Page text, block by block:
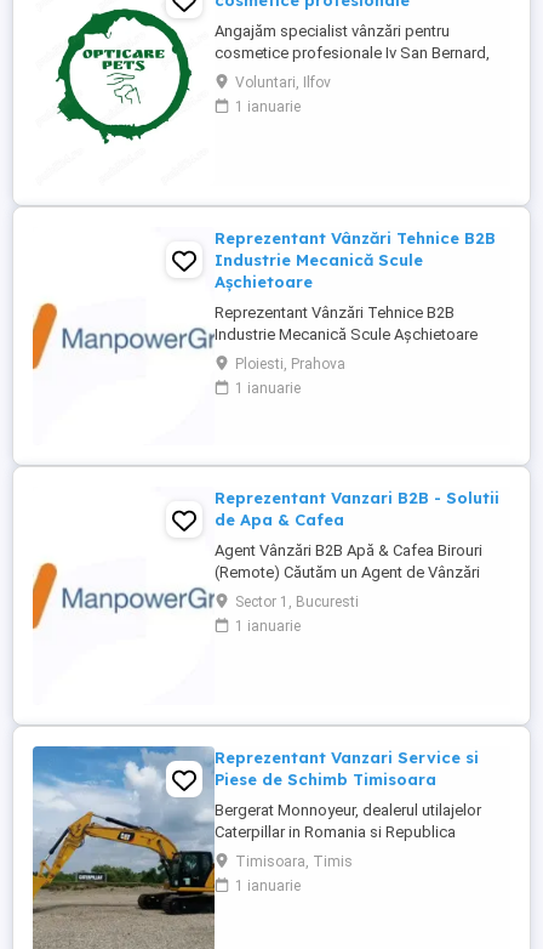
Angajăm specialist vânzări pentru
cosmetice profesionale Iv San Bernard,
full-time, 8 ore, cu deplasări și necesita
permis categoria B. Rolul include
gestionarea relațiilor cu clienții existenți și
Voluntari, Ilfov
1 ianuarie
Reprezentant Vânzări Tehnice B2B
Industrie Mecanică Scule
Așchietoare
Reprezentant Vânzări Tehnice B2B
Industrie Mecanică Scule Așchietoare
Companie specializată în importul și
distribuția de scule așchietoare și
echipamente industriale din Europa,
Reprezentanți de Vânzări Tehnice pentru
Ploiesti, Prahova
1 ianuarie
Reprezentant Vanzari B2B - Solutii
de Apa & Cafea
Agent Vânzări B2B Apă & Cafea Birouri
(Remote) Căutăm un Agent de Vânzări
B2B motivat, orientat spre rezultate, pentru
promovarea soluțiilor de apă și cafea
dedicate mediului office. Zonă
Sector 1, Bucuresti
1 ianuarie
Reprezentant Vanzari Service si
Piese de Schimb Timisoara
Bergerat Monnoyeur, dealerul utilajelor
Caterpillar in Romania si Republica
Moldova, angajeaza Reprezentant Vanzari
Service si Piese de Schimb, pentru divizia
de utilaje. Cerinte: Studii superioare în
Timisoara, Timis
1 ianuarie